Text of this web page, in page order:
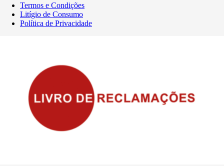
Termos e Condições
Litígio de Consumo
Política de Privacidade